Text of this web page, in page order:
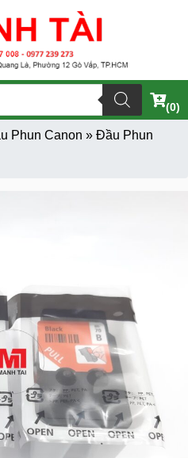
(0)
Phun Canon » Đầu Phun